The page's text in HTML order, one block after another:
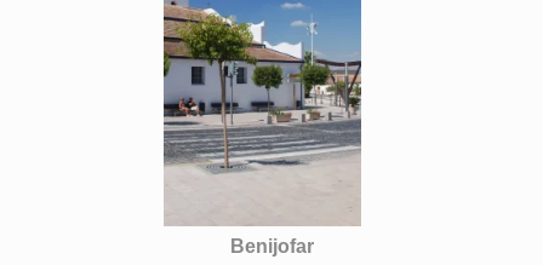
Benijofar